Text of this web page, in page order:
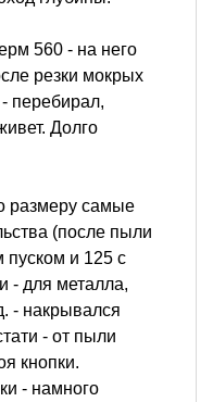
560 - на него
резки мокрых
перебирал,
Долго
размеру самые
(после пыли
и 125 с
- для металла,
- накрывался
- от пыли
кнопки.
- намного